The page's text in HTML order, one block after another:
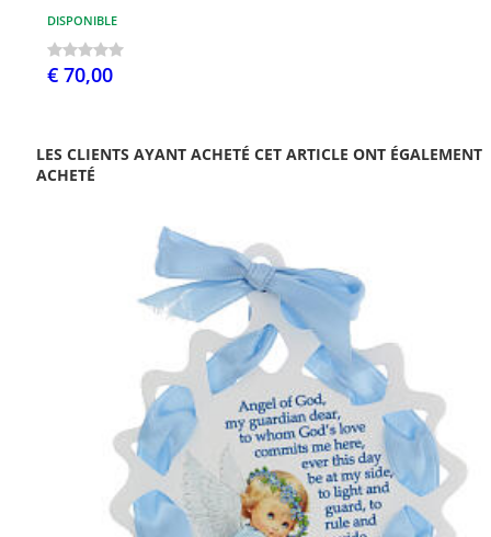
DISPONIBLE
€ 70,00
LES CLIENTS AYANT ACHETÉ CET ARTICLE ONT ÉGALEMENT
ACHETÉ